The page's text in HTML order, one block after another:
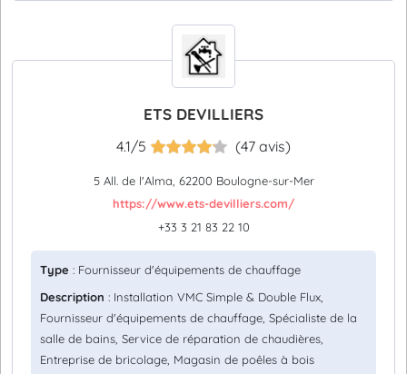
ETS DEVILLIERS
4.1/5 (47 avis)
5 All. de l'Alma, 62200 Boulogne-sur-Mer
https://www.ets-devilliers.com/
+33 3 21 83 22 10
Type : Fournisseur d'équipements de chauffage
Description : Installation VMC Simple & Double Flux,
Fournisseur d'équipements de chauffage, Spécialiste de la
salle de bains, Service de réparation de chaudières,
Entreprise de bricolage, Magasin de poêles à bois